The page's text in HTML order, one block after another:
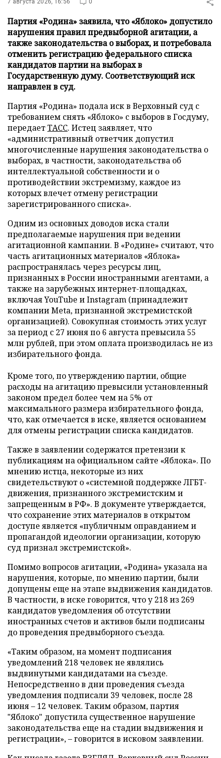
7 августа 2026, 16:56 0
Партия «Родина» заявила, что «Яблоко» допустило
нарушения правил предвыборной агитации, а
также законодательства о выборах, и потребовала
отменить регистрацию федерального списка
кандидатов партии на выборах в
Государственную думу. Соответствующий иск
направлен в суд.
Партия «Родина» подала иск в Верховный суд с
требованием снять «Яблоко» с выборов в Госдуму,
передаетТАСС. Истец заявляет, что
«административный ответчик допустил
многочисленные нарушения законодательства о
выборах, в частности, законодательства об
интеллектуальной собственности и о
противодействии экстремизму, каждое из
которых влечет отмену регистрации
зарегистрированного списка».
Одним из основных доводов иска стали
предполагаемые нарушения при ведении
агитационной кампании. В «Родине» считают, что
часть агитационных материалов «Яблока»
распространялась через ресурсы лиц,
признанных в России иностранными агентами, а
также на зарубежных интернет-площадках,
включая YouTube и Instagram (принадлежит
компании Meta, признанной экстремистской
организацией). Совокупная стоимость этих услуг
за период с 27 июня по 6 августа превысила 55
млн рублей, при этом оплата производилась не из
избирательного фонда.
Кроме того, по утверждению партии, общие
расходы на агитацию превысили установленный
законом предел более чем на 5% от
максимального размера избирательного фонда,
что, как отмечается в иске, является основанием
для отмены регистрации списка кандидатов.
Также в заявлении содержатся претензии к
публикациям на официальном сайте «Яблока». По
мнению истца, некоторые из них
свидетельствуют о «системной поддержке ЛГБТ-
движения, признанного экстремистским и
запрещенным в РФ». В документе утверждается,
что сохранение этих материалов в открытом
доступе является «публичным оправданием и
пропагандой идеологии организации, которую
суд признал экстремистской».
Помимо вопросов агитации, «Родина» указала на
нарушения, которые, по мнению партии, были
допущены еще на этапе выдвижения кандидатов.
В частности, в иске говорится, что у 218 из 269
кандидатов уведомления об отсутствии
иностранных счетов и активов были подписаны
до проведения предвыборного съезда.
«Таким образом, на момент подписания
уведомлений 218 человек не являлись
выдвинутыми кандидатами на съезде.
Непосредственно в дни проведения съезда
уведомления подписали 39 человек, после 28
июня – 12 человек. Таким образом, партия
"Яблоко" допустила существенное нарушение
законодательства еще на стадии выдвижения и
регистрации», – говорится в исковом заявлении.